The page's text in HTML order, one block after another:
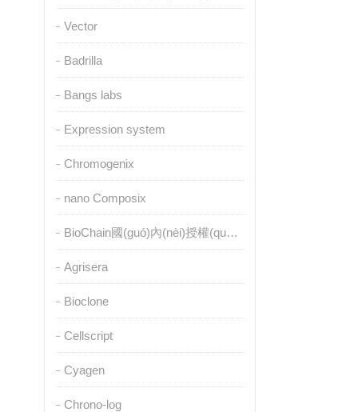
Vector
Badrilla
Bangs labs
Expression system
Chromogenix
nano Composix
BioChain國(guó)內(nèi)授權(quán)代理
Agrisera
Bioclone
Cellscript
Cyagen
Chrono-log